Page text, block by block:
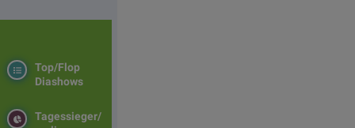
Top/Flop
Diashows
Tagessieger/